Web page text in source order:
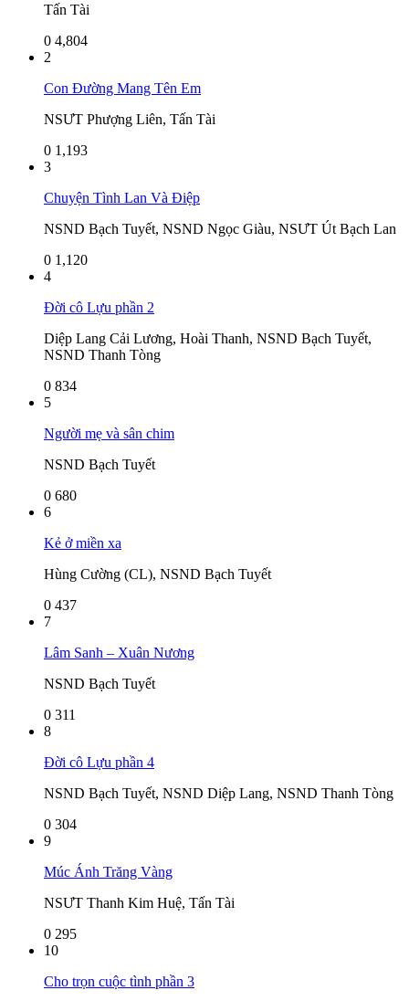
Tấn Tài
0 4,804
2
Con Đường Mang Tên Em
NSƯT Phượng Liên, Tấn Tài
0 1,193
3
Chuyện Tình Lan Và Điệp
NSND Bạch Tuyết, NSND Ngọc Giàu, NSƯT Út Bạch Lan
0 1,120
4
Đời cô Lựu phần 2
Diệp Lang Cải Lương, Hoài Thanh, NSND Bạch Tuyết,
NSND Thanh Tòng
0 834
5
Người mẹ và sân chim
NSND Bạch Tuyết
0 680
6
Kẻ ở miền xa
Hùng Cường (CL), NSND Bạch Tuyết
0 437
7
Lâm Sanh – Xuân Nương
NSND Bạch Tuyết
0 311
8
Đời cô Lựu phần 4
NSND Bạch Tuyết, NSND Diệp Lang, NSND Thanh Tòng
0 304
9
Múc Ánh Trăng Vàng
NSƯT Thanh Kim Huệ, Tấn Tài
0 295
10
Cho trọn cuộc tình phần 3